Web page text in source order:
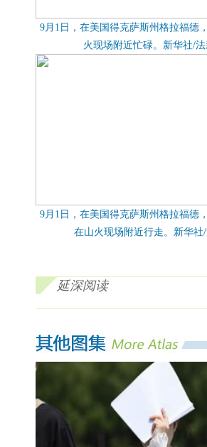
9月1日，在美国得克萨斯州格拉福德
火现场附近忙碌。新华社/
9月1日，在美国得克萨斯州格拉福德
在山火现场附近行走。新华社
延深阅读